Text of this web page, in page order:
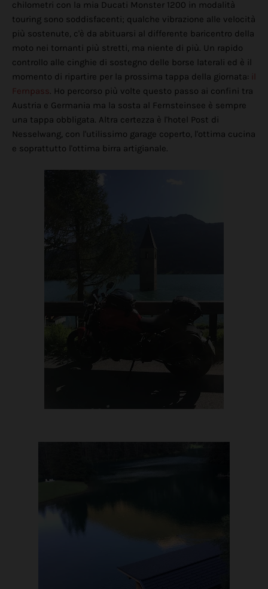
chilometri con la mia Ducati Monster 1200 in modalità
touring sono soddisfacenti; qualche vibrazione alle velocità
più sostenute, c'è da abituarsi al differente baricentro della
moto nei tornanti più stretti, ma niente di più. Un rapido
controllo alle cinghie di sostegno delle borse laterali ed è il
momento di ripartire per la prossima tappa della giornata: il
Fernpass. Ho percorso più volte questo passo ai confini tra
Austria e Germania ma la sosta al Fernsteinsee è sempre
una tappa obbligata. Altra certezza è l'hotel Post di
Nesselwang, con l'utilissimo garage coperto, l'ottima cucina
e soprattutto l'ottima birra artigianale.